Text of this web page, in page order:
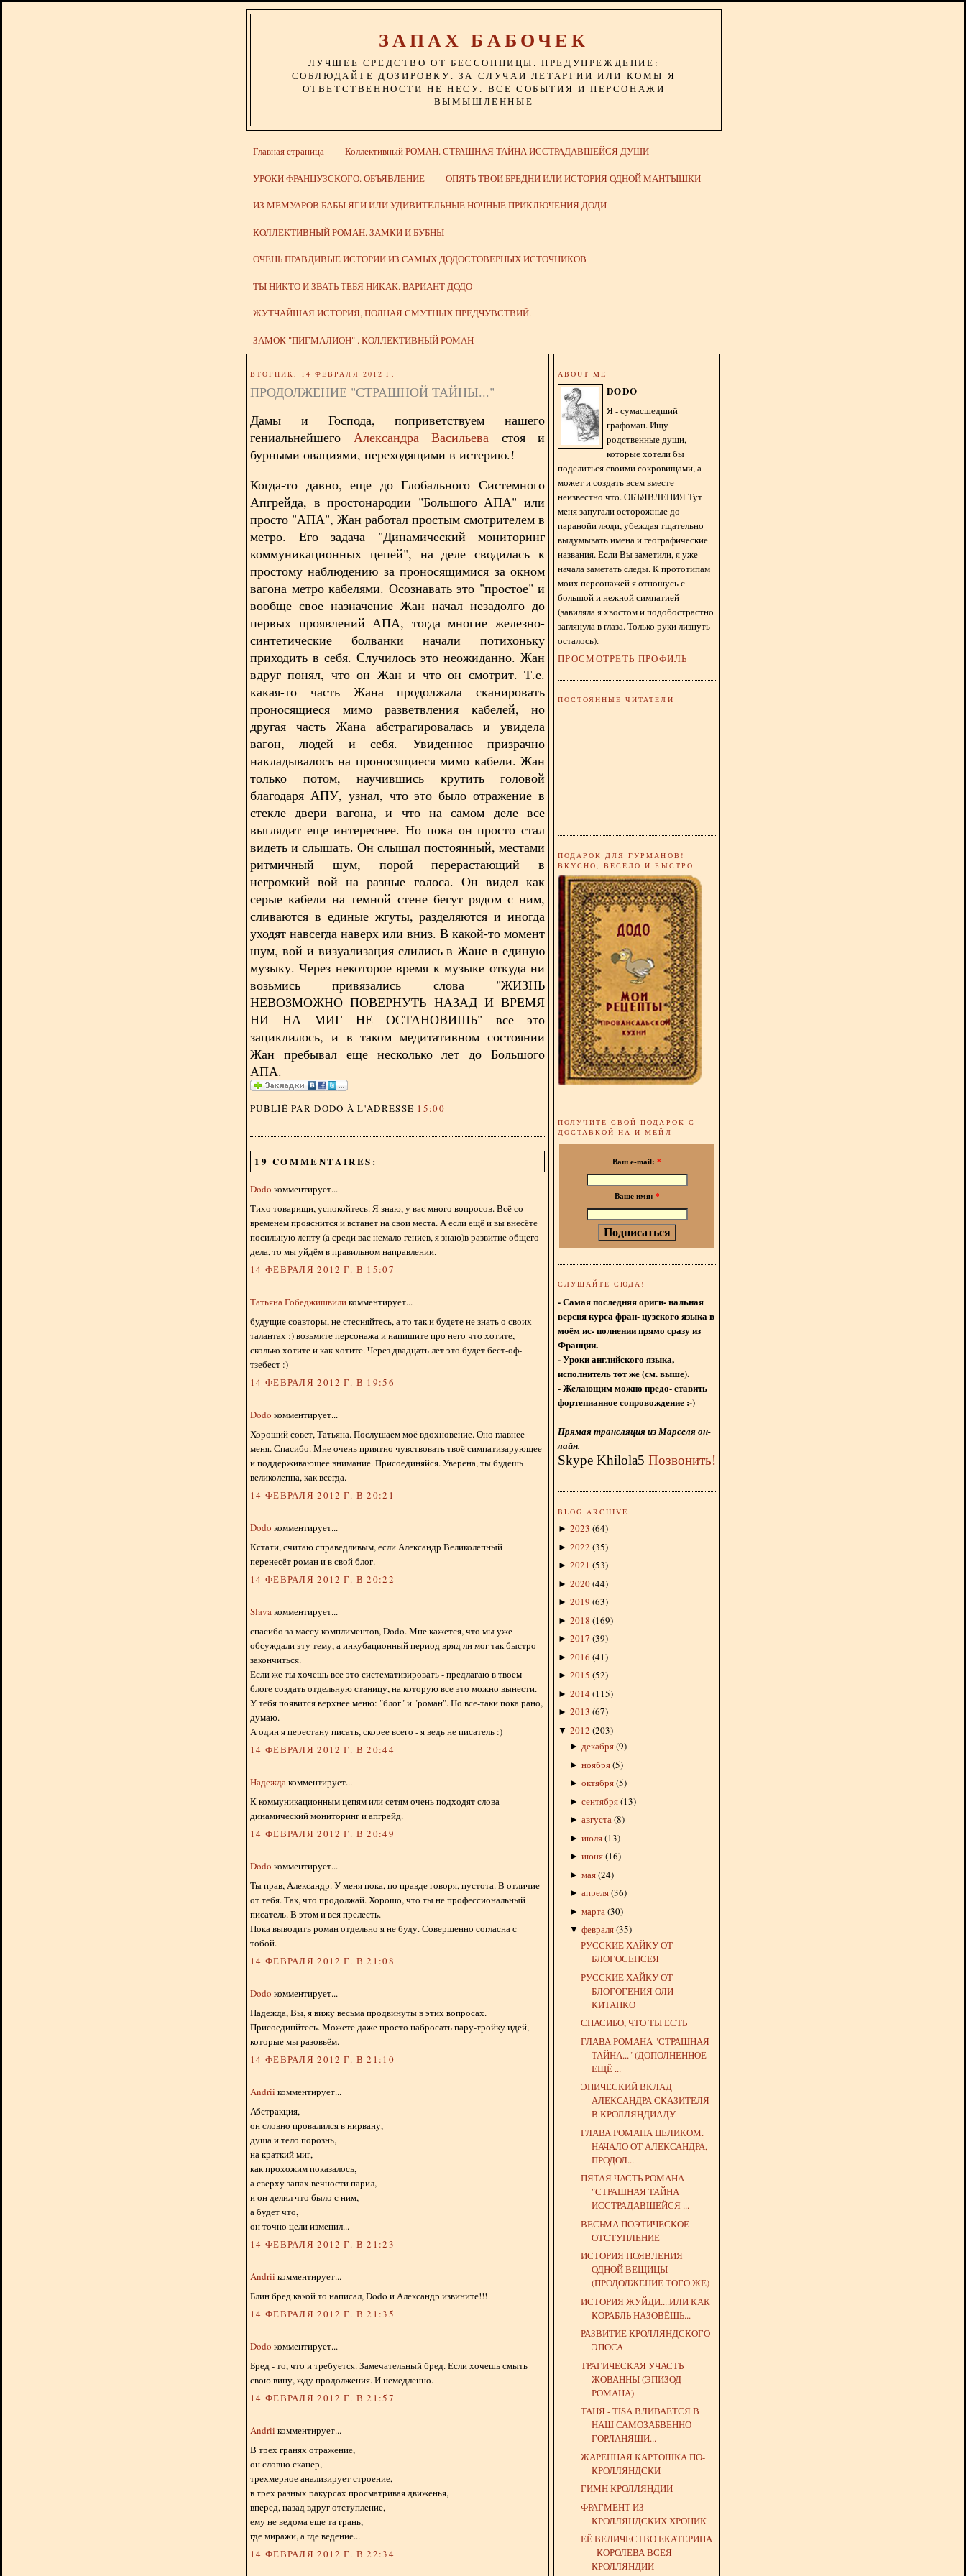
ЗАПАХ БАБОЧЕК
ЛУЧШЕЕ СРЕДСТВО ОТ БЕССОННИЦЫ. ПРЕДУПРЕЖДЕНИЕ:
СОБЛЮДАЙТЕ ДОЗИРОВКУ. ЗА СЛУЧАИ ЛЕТАРГИИ ИЛИ КОМЫ Я
ОТВЕТСТВЕННОСТИ НЕ НЕСУ. ВСЕ СОБЫТИЯ И ПЕРСОНАЖИ
ВЫМЫШЛЕННЫЕ
Главная страница Коллективный РОМАН. СТРАШНАЯ ТАЙНА ИССТРАДАВШЕЙСЯ ДУШИ
УРОКИ ФРАНЦУЗСКОГО. ОБЪЯВЛЕНИЕ ОПЯТЬ ТВОИ БРЕДНИ ИЛИ ИСТОРИЯ ОДНОЙ МАНТЫШКИ
ИЗ МЕМУАРОВ БАБЫ ЯГИ ИЛИ УДИВИТЕЛЬНЫЕ НОЧНЫЕ ПРИКЛЮЧЕНИЯ ДОДИ
КОЛЛЕКТИВНЫЙ РОМАН. ЗАМКИ И БУБНЫ
ОЧЕНЬ ПРАВДИВЫЕ ИСТОРИИ ИЗ САМЫХ ДОДОСТОВЕРНЫХ ИСТОЧНИКОВ
ТЫ НИКТО И ЗВАТЬ ТЕБЯ НИКАК. ВАРИАНТ ДОДО
ЖУТЧАЙШАЯ ИСТОРИЯ, ПОЛНАЯ СМУТНЫХ ПРЕДЧУВСТВИЙ.
ЗАМОК "ПИГМАЛИОН" . КОЛЛЕКТИВНЫЙ РОМАН
ВТОРНИК, 14 ФЕВРАЛЯ 2012 Г.
ПРОДОЛЖЕНИЕ "СТРАШНОЙ ТАЙНЫ..."
Дамы и Господа, поприветствуем нашего
гениальнейшего Александра Васильева стоя и
бурными овациями, переходящими в истерию.!
Когда-то давно, еще до Глобального Системного
Апгрейда, в простонародии "Большого АПА" или
просто "АПА", Жан работал простым смотрителем в
метро. Его задача "Динамический мониторинг
коммуникационных цепей", на деле сводилась к
простому наблюдению за проносящимися за окном
вагона метро кабелями. Осознавать это "простое" и
вообще свое назначение Жан начал незадолго до
первых проявлений АПА, тогда многие железно-
синтетические болванки начали потихоньку
приходить в себя. Случилось это неожиданно. Жан
вдруг понял, что он Жан и что он смотрит. Т.е.
какая-то часть Жана продолжала сканировать
проносящиеся мимо разветвления кабелей, но
другая часть Жана абстрагировалась и увидела
вагон, людей и себя. Увиденное призрачно
накладывалось на проносящиеся мимо кабели. Жан
только потом, научившись крутить головой
благодаря АПУ, узнал, что это было отражение в
стекле двери вагона, и что на самом деле все
выглядит еще интереснее. Но пока он просто стал
видеть и слышать. Он слышал постоянный, местами
ритмичный шум, порой перерастающий в
негромкий вой на разные голоса. Он видел как
серые кабели на темной стене бегут рядом с ним,
сливаются в единые жгуты, разделяются и иногда
уходят навсегда наверх или вниз. В какой-то момент
шум, вой и визуализация слились в Жане в единую
музыку. Через некоторое время к музыке откуда ни
возьмись привязались слова "ЖИЗНЬ
НЕВОЗМОЖНО ПОВЕРНУТЬ НАЗАД И ВРЕМЯ
НИ НА МИГ НЕ ОСТАНОВИШЬ" все это
зациклилось, и в таком медитативном состоянии
Жан пребывал еще несколько лет до Большого
АПА.
PUBLIÉ PAR DODO À L'ADRESSE 15:00
19 COMMENTAIRES:
Dodo комментирует...
Тихо товарищи, успокойтесь. Я знаю, у вас много вопросов. Всё со
временем прояснится и встанет на свои места. А если ещё и вы внесёте
посильную лепту (а среди вас немало гениев, я знаю)в развитие общего
дела, то мы уйдём в правильном направлении.
14 ФЕВРАЛЯ 2012 Г. В 15:07
Татьяна Гобеджишвиликомментирует...
будущие соавторы, не стесняйтесь, а то так и будете не знать о своих
талантах :) возьмите персонажа и напишите про него что хотите,
сколько хотите и как хотите. Через двадцать лет это будет бест-оф-
тзебест :)
14 ФЕВРАЛЯ 2012 Г. В 19:56
Dodo комментирует...
Хороший совет, Татьяна. Послушаем моё вдохновение. Оно главнее
меня. Спасибо. Мне очень приятно чувствовать твоё симпатизарующее
и поддерживающее внимание. Присоединяйся. Уверена, ты будешь
великолепна, как всегда.
14 ФЕВРАЛЯ 2012 Г. В 20:21
Dodo комментирует...
Кстати, считаю справедливым, если Александр Великолепный
перенесёт роман и в свой блог.
14 ФЕВРАЛЯ 2012 Г. В 20:22
Slavaкомментирует...
спасибо за массу комплиментов, Dodo. Мне кажется, что мы уже
обсуждали эту тему, а инкубационный период вряд ли мог так быстро
закончиться.
Если же ты хочешь все это систематизировать - предлагаю в твоем
блоге создать отдельную станицу, на которую все это можно вынести.
У тебя появится верхнее меню: "блог" и "роман". Но все-таки пока рано,
думаю.
А один я перестану писать, скорее всего - я ведь не писатель :)
14 ФЕВРАЛЯ 2012 Г. В 20:44
Надеждакомментирует...
К коммуникационным цепям или сетям очень подходят слова -
динамический мониторинг и апгрейд.
14 ФЕВРАЛЯ 2012 Г. В 20:49
Dodo комментирует...
Ты прав, Александр. У меня пока, по правде говоря, пустота. В отличие
от тебя. Так, что продолжай. Хорошо, что ты не профессиональный
писатель. В этом и вся прелесть.
Пока выводить роман отдельно я не буду. Совершенно согласна с
тобой.
14 ФЕВРАЛЯ 2012 Г. В 21:08
Dodo комментирует...
Надежда, Вы, я вижу весьма продвинуты в этих вопросах.
Присоединйтесь. Можете даже просто набросать пару-тройку идей,
которые мы разовьём.
14 ФЕВРАЛЯ 2012 Г. В 21:10
Andrii комментирует...
Абстракция,
он словно провалился в нирвану,
душа и тело порознь,
на краткий миг,
как прохожим показалось,
а сверху запах вечности парил,
и он делил что было с ним,
а будет что,
он точно цели изменил...
14 ФЕВРАЛЯ 2012 Г. В 21:23
Andrii комментирует...
Блин бред какой то написал, Dodo и Александр извините!!!
14 ФЕВРАЛЯ 2012 Г. В 21:35
Dodo комментирует...
Бред - то, что и требуется. Замечательный бред. Если хочешь смыть
свою вину, жду продолжения. И немедленно.
14 ФЕВРАЛЯ 2012 Г. В 21:57
Andrii комментирует...
В трех гранях отражение,
он словно сканер,
трехмерное анализирует строение,
в трех разных ракурсах просматривая движенья,
вперед, назад вдруг отступление,
ему не ведома еще та грань,
где миражи, а где ведение...
14 ФЕВРАЛЯ 2012 Г. В 22:34
ABOUT ME
DODO
Я - сумасшедший
графоман. Ищу
родственные души,
которые хотели бы
поделиться своими сокровищами, а
может и создать всем вместе
неизвестно что. ОБЪЯВЛЕНИЯ Тут
меня запугали осторожные до
паранойи люди, убеждая тщательно
выдумывать имена и географические
названия. Если Вы заметили, я уже
начала заметать следы. К прототипам
моих персонажей я отношусь с
большой и нежной симпатией
(завиляла я хвостом и подобострастно
заглянула в глаза. Только руки лизнуть
осталось).
ПРОСМОТРЕТЬ ПРОФИЛЬ
ПОСТОЯННЫЕ ЧИТАТЕЛИ
ПОДАРОК ДЛЯ ГУРМАНОВ!
ВКУСНО, ВЕСЕЛО И БЫСТРО
ПОЛУЧИТЕ СВОЙ ПОДАРОК С
ДОСТАВКОЙ НА И-МЕЙЛ
Ваш e-mail: *
Ваше имя: *
СЛУШАЙТЕ СЮДА!
- Самая последняя ориги- нальная
версия курса фран- цузского языка в
моём ис- полнении прямо сразу из
Франции.
- Уроки английского языка,
исполнитель тот же (см. выше).
- Желающим можно предо- ставить
фортепианное сопровождение :-)
Прямая трансляция из Марселя он-
лайн.
Skype Khilola5 Позвонить!
BLOG ARCHIVE
► 2023 (64)
► 2022 (35)
► 2021 (53)
► 2020(44)
► 2019 (63)
► 2018 (169)
► 2017 (39)
► 2016 (41)
► 2015 (52)
► 2014 (115)
► 2013 (67)
▼ 2012 (203)
► декабря(9)
► ноября(5)
► октября(5)
► сентября(13)
► августа(8)
► июля(13)
► июня(16)
► мая(24)
► апреля(36)
► марта (30)
▼ февраля(35)
РУССКИЕ ХАЙКУ ОТ
БЛОГОСЕНСЕЯ
РУССКИЕ ХАЙКУ ОТ
БЛОГОГЕНИЯ ОЛИ
КИТАНКО
СПАСИБО, ЧТО ТЫ ЕСТЬ
ГЛАВА РОМАНА "СТРАШНАЯ
ТАЙНА..." (ДОПОЛНЕННОЕ
ЕЩЁ ...
ЭПИЧЕСКИЙ ВКЛАД
АЛЕКСАНДРА СКАЗИТЕЛЯ
В КРОЛЛЯНДИАДУ
ГЛАВА РОМАНА ЦЕЛИКОМ.
НАЧАЛО ОТ АЛЕКСАНДРА,
ПРОДОЛ...
ПЯТАЯ ЧАСТЬ РОМАНА
"СТРАШНАЯ ТАЙНА
ИССТРАДАВШЕЙСЯ ...
ВЕСЬМА ПОЭТИЧЕСКОЕ
ОТСТУПЛЕНИЕ
ИСТОРИЯ ПОЯВЛЕНИЯ
ОДНОЙ ВЕЩИЦЫ
(ПРОДОЛЖЕНИЕ ТОГО ЖЕ)
ИСТОРИЯ ЖУЙДИ....ИЛИ КАК
КОРАБЛЬ НАЗОВЁШЬ...
РАЗВИТИЕ КРОЛЛЯНДСКОГО
ЭПОСА
ТРАГИЧЕСКАЯ УЧАСТЬ
ЖОВАННЫ (ЭПИЗОД
РОМАНА)
ТАНЯ - TISA ВЛИВАЕТСЯ В
НАШ САМОЗАБВЕННО
ГОРЛАНЯЩИ...
ЖАРЕННАЯ КАРТОШКА ПО-
КРОЛЛЯНДСКИ
ГИМН КРОЛЛЯНДИИ
ФРАГМЕНТ ИЗ
КРОЛЛЯНДСКИХ ХРОНИК
ЕЁ ВЕЛИЧЕСТВО ЕКАТЕРИНА
- КОРОЛЕВА ВСЕЯ
КРОЛЛЯНДИИ